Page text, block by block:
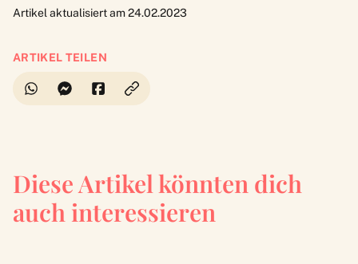
Artikel aktualisiert am 24.02.2023
ARTIKEL TEILEN
Diese Artikel könnten dich
auch interessieren